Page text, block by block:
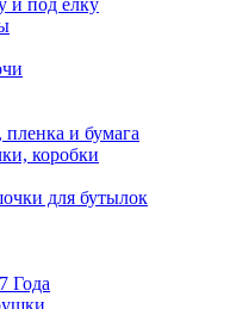
и под ёлку
и бумага
коробки
для бутылок
Года